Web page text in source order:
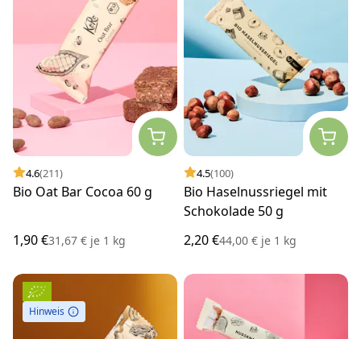
4.6(211)
Bio Oat Bar Cocoa 60 g
1,90 €31,67 € je 1 kg
4.5(100)
Bio Haselnussriegel mit
Schokolade 50 g
2,20 €44,00 € je 1 kg
Hinweis